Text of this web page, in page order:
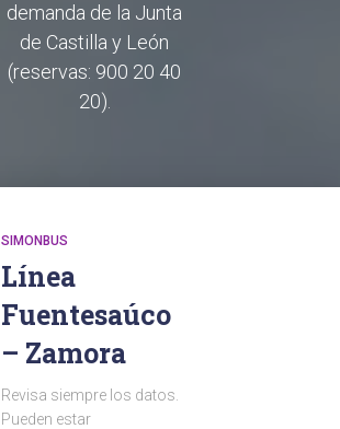
demanda de la Junta
de Castilla y León
(reservas: 900 20 40
20).
SIMONBUS
Línea
Fuentesaúco
– Zamora
Revisa siempre los datos.
Pueden estar